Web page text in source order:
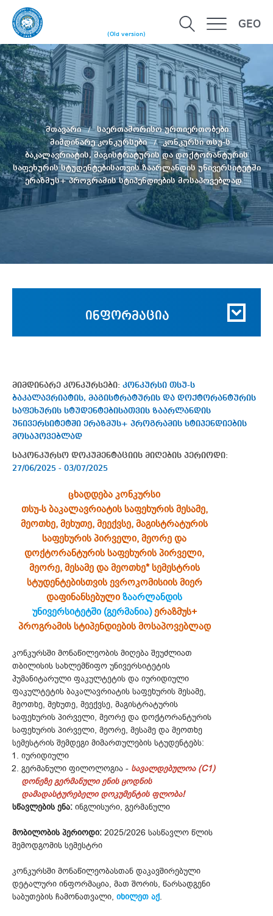
(Old version)
GEO
მთავარი
საერთაშორისო ურთიერთობები
მიმდინარე კონკურსები
კონკურსი თსუ-ს
ბაკალავრიატის, მაგისტრატურის და დოქტორანტურის
საფეხურის სტუდენტებისათვის ზაარლანდის უნივერსიტეტში
ერაზმუს+ პროგრამის სტიპენდიების მოსაპოვებლად
ინფორმაცია
მიმდინარე კონკურსები: კონკურსი თსუ-ს
ბაკალავრიატის, მაგისტრატურის და დოქტორანტურის
საფეხურის სტუდენტებისათვის ზაარლანდის
უნივერსიტეტში ერაზმუს+ პროგრამის სტიპენდიების
მოსაპოვებლად
საკონკურსო დოკუმენტაციის მიღების პერიოდი:
27/06/2025 - 03/07/2025
ცხადდება კონკურსი
თსუ-ს ბაკალავრიატის საფეხურის მესამე,
მეოთხე, მეხუთე, მეექვსე,მაგისტრატურის
საფეხურის პირველი, მეორედა
დოქტორანტურის საფეხურის პირველი,
მეორე, მესამე და მეოთხე* სემესტრის
სტუდენტებისთვის ევროკომისიის მიერ
დაფინანსებულიზაარლანდის
უნივერსიტეტში (გერმანია) ერაზმუს+
პროგრამის სტიპენდიების მოსაპოვებლად
კონკურსში მონაწილეობის მიღება შეუძლიათ
თბილისის სახლემწიფო უნივერსიტეტის
ჰუმანიტარული ფაკულტეტის და იურიდიული
ფაკულტეტის ბაკალავრიატის საფეხურის მესამე,
მეოთხე, მეხუთე, მეექვსე, მაგისტრატურის
საფეხურის პირველი, მეორე და დოქტორანტურის
საფეხურის პირველი, მეორე, მესამე და მეოთხე
სემესტრის შემდეგი მიმართულების სტუდენტებს:
იურიდიული
გერმანული ფილოლოგია - სავალდებულოა (C1)
დონეზე გერმანული ენის ცოდნის
დამადასტურებელი დოკუმენტის ფლობა!
სწავლების ენა: ინგლისური, გერმანული
მობილობის პერიოდი: 2025/2026 სასწავლო წლის
შემოდგომის სემესტრი
კონკურსში მონაწილეობასთან დაკავშირებული
დეტალური ინფორმაცია, მათ შორის, წარსადგენი
საბუთების ჩამონათვალი, იხილეთ აქ.